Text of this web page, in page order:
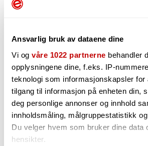
Ansvarlig bruk av dataene dine
Vi og våre 1022 partnerne behandler
opplysningene dine, f.eks. IP-
teknologi som informasjonskapsler for
tilgang til informasjon på enheten din,
deg personlige annonser og innhold
innholdsmåling, målgruppestatistikk
Du velger hvem som bruker dine data
hensikter.
• Kompakt og lett pp skap med to hjul
21px;"> max spl < /tabell>
Tilbehør